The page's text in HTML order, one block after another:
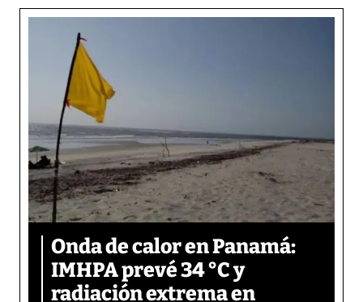
Onda de calor en Panamá:
IMHPA prevé 34 °C y
radiación extrema en